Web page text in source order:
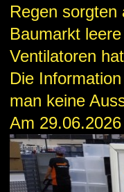
Regen
Baumarkt
Ventilatoren
Die
man keine
Am